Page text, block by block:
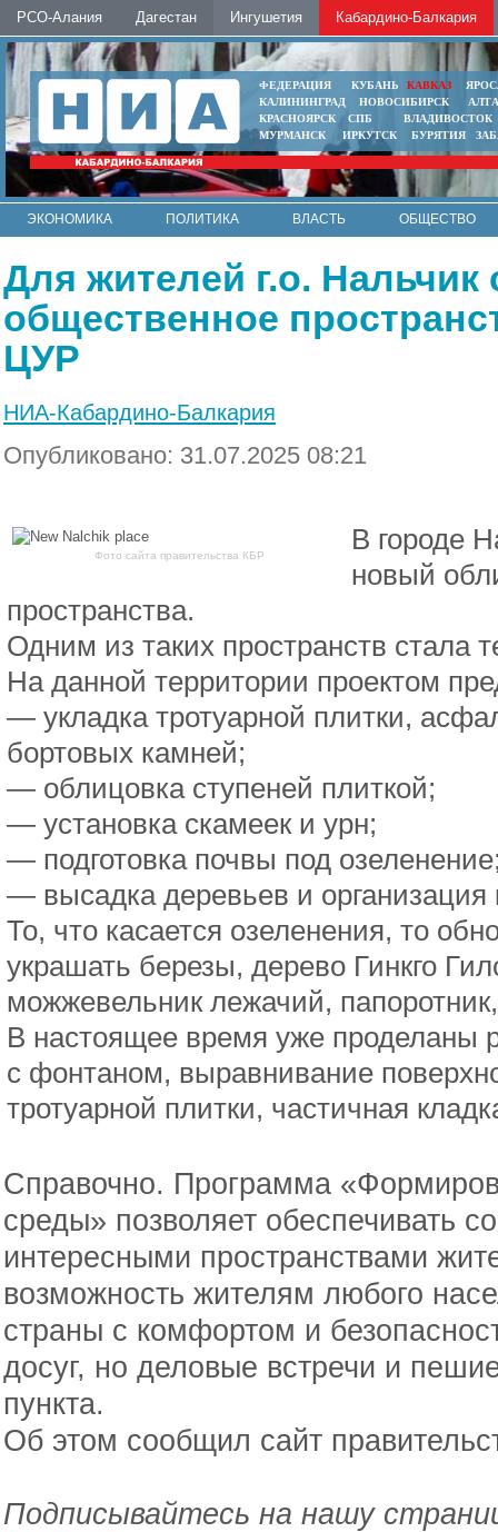
РСО-Алания Дагестан Ингушетия Кабардино-Балкария
ФЕДЕРАЦИЯ КУБАНЬ КАВКАЗ
КАЛИНИНГРАД
НОВОСИБИРСК
КРАСНОЯРСК
СПБ
ВЛАДИВОСТОК
МУРМАНСК
ИРКУТСК БУРЯТИЯ
ЭКОНОМИКА ПОЛИТИКА ВЛАСТЬ
ОБЩЕСТВО
Для жителей г.о. Нальчик
общественное
ЦУР
НИА-Кабардино-Балкария
Опубликовано: 31.07.2025 08:21
Фото сайта правительства КБР
В городе
новый
пространства.
Одним из таких пространств стала
На данной территории проектом
— укладка тротуарной плитки,
бортовых камней;
— облицовка ступеней плиткой;
— установка скамеек и урн;
— подготовка почвы под
— высадка деревьев и организация
То, что касается озеленения, то
украшать березы, дерево Гинкго
можжевельник лежачий,
В настоящее время уже проделаны
с фонтаном, выравнивание
тротуарной плитки, частичная
Справочно. Программа
среды» позволяет обеспечивать
интересными пространствами
возможность жителям любого
страны с комфортом и
досуг, но деловые встречи и
пункта.
Об этом сообщил сайт
Подписывайтесь на нашу